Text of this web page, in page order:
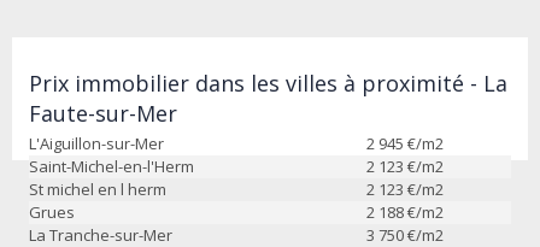
Prix immobilier dans les villes à proximité - La
Faute-sur-Mer
L'Aiguillon-sur-Mer 2 945 €/m2
Saint-Michel-en-l'Herm
2 123 €/m2
St michel en l herm
2 123 €/m2
Grues
2 188€/m2
La Tranche-sur-Mer
3 750€/m2